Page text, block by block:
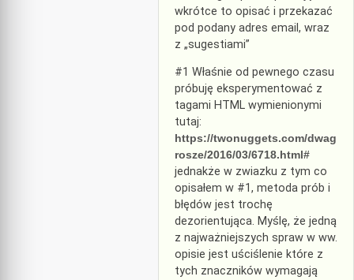
wkrótce to opisać i przekazać
pod podany adres email, wraz
z „sugestiami”
#1 Właśnie od pewnego czasu
próbuję eksperymentować z
tagami HTML wymienionymi
tutaj:
https://twonuggets.com/dwag
rosze/2016/03/6718.html#
jednakże w zwiazku z tym co
opisałem w #1, metoda prób i
błędów jest trochę
dezorientująca. Myślę, że jedną
z najważniejszych spraw w ww.
opisie jest uściślenie które z
tych znaczników wymagają